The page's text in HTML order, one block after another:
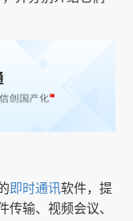
即时通讯软件，提
传输、视频会议、